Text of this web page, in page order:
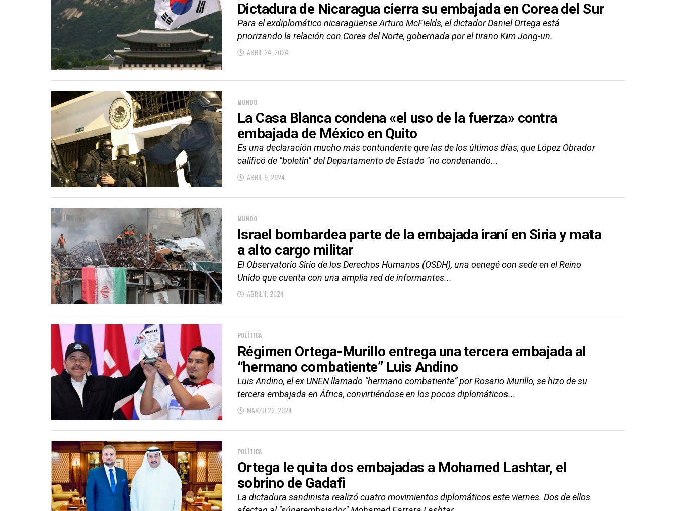
Dictadura de Nicaragua cierra su embajada en Corea del Sur
Para el exdiplomático nicaragüense Arturo McFields, el dictador Daniel Ortega está
priorizando la relación con Corea del Norte, gobernada por el tirano Kim Jong-un.
ABRIL 24, 2024
MUNDO
La Casa Blanca condena «el uso de la fuerza» contra
embajada de México en Quito
Es una declaración mucho más contundente que las de los últimos días, que López Obrador
calificó de "boletín" del Departamento de Estado "no condenando...
ABRIL 9, 2024
MUNDO
Israel bombardea parte de la embajada iraní en Siria y mata
a alto cargo militar
El Observatorio Sirio de los Derechos Humanos (OSDH), una oenegé con sede en el Reino
Unido que cuenta con una amplia red de informantes...
ABRIL 1, 2024
POLÍTICA
Régimen Ortega-Murillo entrega una tercera embajada al
“hermano combatiente” Luis Andino
Luis Andino, el ex UNEN llamado “hermano combatiente” por Rosario Murillo, se hizo de su
tercera embajada en África, convirtiéndose en los pocos diplomáticos...
MARZO 22, 2024
POLÍTICA
Ortega le quita dos embajadas a Mohamed Lashtar, el
sobrino de Gadafi
La dictadura sandinista realizó cuatro movimientos diplomáticos este viernes. Dos de ellos